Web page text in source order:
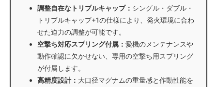
調整自在なトリプルキャップ： シングル・ダブル・
トリプルキャップ+1の仕様により、発火環境に合わ
せた迫力の調整が可能です。
空撃ち対応スプリング付属： 愛機のメンテナンスや
動作確認に欠かせない、専用の空撃ち用スプリング
が付属します。
高精度設計： 大口径マグナムの重量感と作動性能を